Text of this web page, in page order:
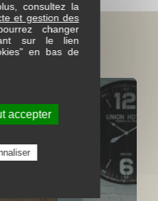
consultez la
et gestion des
changer
sur le lien
en bas de
accepter